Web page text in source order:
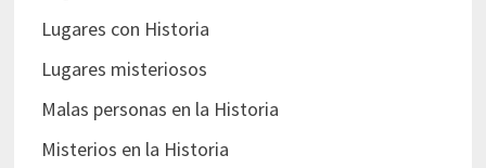
Lugares con Historia
Lugares misteriosos
Malas personas en la Historia
Misterios en la Historia